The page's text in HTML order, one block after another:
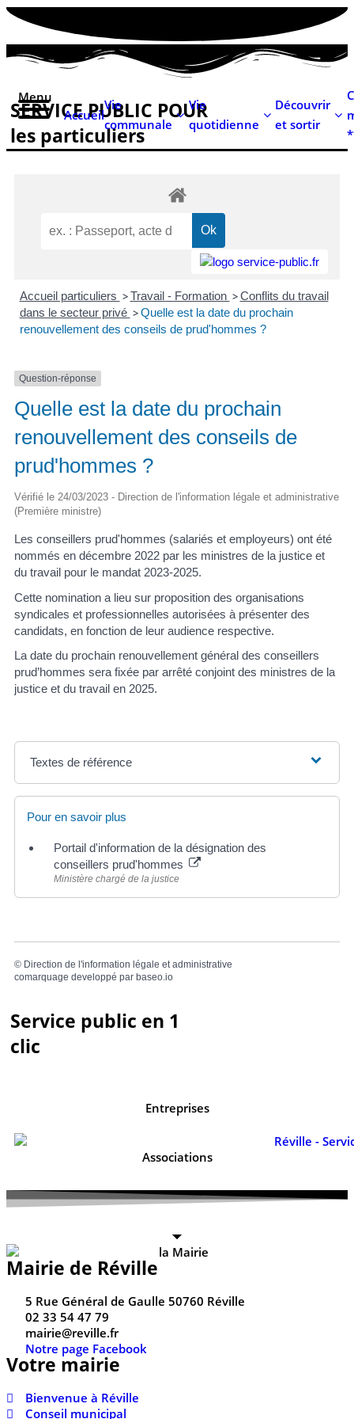
contenu
principal
Menu
Accueil
Vie
communale
Vie
quotidienne
Découvrir
et sortir
SERVICE PUBLIC POUR​
les particuliers
Accueil particuliers > Travail - Formation > Conflits du travail
dans le secteur privé > Quelle est la date du prochain
renouvellement des conseils de prud'hommes ?
Question-réponse
Quelle est la date du prochain
renouvellement des conseils de
prud'hommes ?
Vérifié le 24/03/2023 - Direction de l'information légale et administrative
(Première ministre)
Les conseillers prud'hommes (salariés et employeurs) ont été
nommés en décembre 2022 par les ministres de la justice et
du travail pour le mandat 2023-2025.
Cette nomination a lieu sur proposition des organisations
syndicales et professionnelles autorisées à présenter des
candidats, en fonction de leur audience respective.
La date du prochain renouvellement général des conseillers
prud’hommes sera fixée par arrêté conjoint des ministres de la
justice et du travail en 2025.
Textes de référence
Pour en savoir plus
Portail d'information de la désignation des
conseillers prud'hommes
Ministère chargé de la justice
© Direction de l'information légale et administrative
comarquage developpé par baseo.io
Service public en 1
clic
Entreprises
Associations
Mairie de Réville
5 Rue Général de Gaulle 50760 Réville
02 33 54 47 79
mairie@reville.fr
Notre page Facebook
Votre mairie
Bienvenue à Réville
Conseil municipal